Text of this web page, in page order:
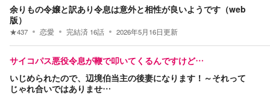
余りもの令嬢と訳あり令息は意外と相性が良いようです（web
版）
★437 恋愛 完結済 16話 2026年5月16日更新
サイコパス悪役令息が鞭で叩いてくるんですけど…
いじめられたので、辺境伯当主の後妻になります！～それって
じゃれ合いではありませ…